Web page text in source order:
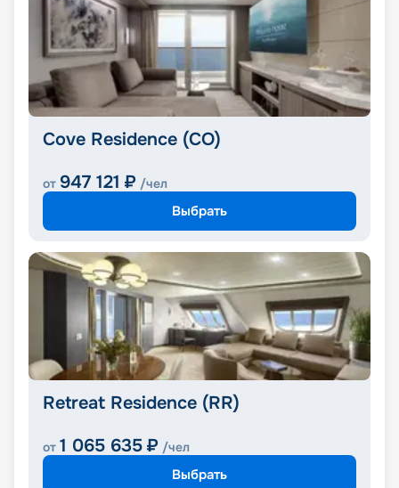
Cove Residence (CO)
от 947 121 ₽ /чел
Выбрать
Retreat Residence (RR)
от 1 065 635 ₽ /чел
Выбрать